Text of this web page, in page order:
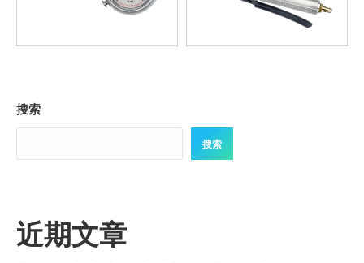
搜索
搜索
近期文章